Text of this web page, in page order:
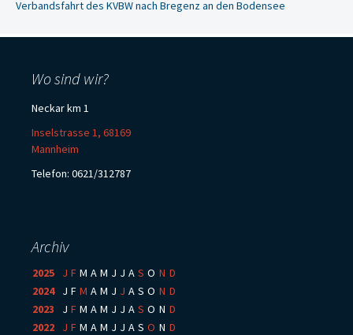
Verbandsfahrt des KVBW nach Bregenz an den Bodensee
Wo sind wir?
Neckar km 1
Inselstrasse 1, 68169
Mannheim
Telefon: 0621/312787
Archiv
2025 J F M A M J J A S O N D
2024: J F M A M J J A S O N D
2023
J F M A M J J A S O N D
2022
J F M A M J J A S O N D